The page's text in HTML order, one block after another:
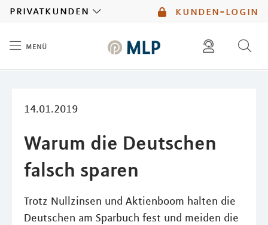
kunden-login
privatkunden
menü
14.01.2019
Warum die Deutschen
falsch sparen
Trotz Nullzinsen und Aktienboom halten die
Deutschen am Sparbuch fest und meiden die